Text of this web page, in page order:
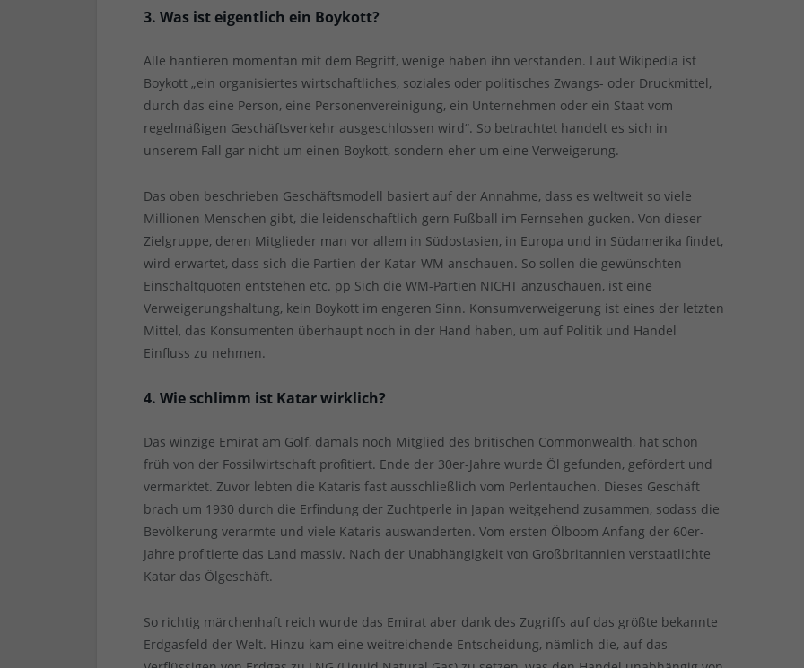
3. Was ist eigentlich ein Boykott?
Alle hantieren momentan mit dem Begriff, wenige haben ihn verstanden. Laut Wikipedia ist
Boykott „ein organisiertes wirtschaftliches, soziales oder politisches Zwangs- oder Druckmittel,
durch das eine Person, eine Personenvereinigung, ein Unternehmen oder ein Staat vom
regelmäßigen Geschäftsverkehr ausgeschlossen wird“. So betrachtet handelt es sich in
unserem Fall gar nicht um einen Boykott, sondern eher um eine Verweigerung.
Das oben beschrieben Geschäftsmodell basiert auf der Annahme, dass es weltweit so viele
Millionen Menschen gibt, die leidenschaftlich gern Fußball im Fernsehen gucken. Von dieser
Zielgruppe, deren Mitglieder man vor allem in Südostasien, in Europa und in Südamerika findet,
wird erwartet, dass sich die Partien der Katar-WM anschauen. So sollen die gewünschten
Einschaltquoten entstehen etc. pp Sich die WM-Partien NICHT anzuschauen, ist eine
Verweigerungshaltung, kein Boykott im engeren Sinn. Konsumverweigerung ist eines der letzten
Mittel, das Konsumenten überhaupt noch in der Hand haben, um auf Politik und Handel
Einfluss zu nehmen.
4. Wie schlimm ist Katar wirklich?
Das winzige Emirat am Golf, damals noch Mitglied des britischen Commonwealth, hat schon
früh von der Fossilwirtschaft profitiert. Ende der 30er-Jahre wurde Öl gefunden, gefördert und
vermarktet. Zuvor lebten die Kataris fast ausschließlich vom Perlentauchen. Dieses Geschäft
brach um 1930 durch die Erfindung der Zuchtperle in Japan weitgehend zusammen, sodass die
Bevölkerung verarmte und viele Kataris auswanderten. Vom ersten Ölboom Anfang der 60er-
Jahre profitierte das Land massiv. Nach der Unabhängigkeit von Großbritannien verstaatlichte
Katar das Ölgeschäft.
So richtig märchenhaft reich wurde das Emirat aber dank des Zugriffs auf das größte bekannte
Erdgasfeld der Welt. Hinzu kam eine weitreichende Entscheidung, nämlich die, auf das